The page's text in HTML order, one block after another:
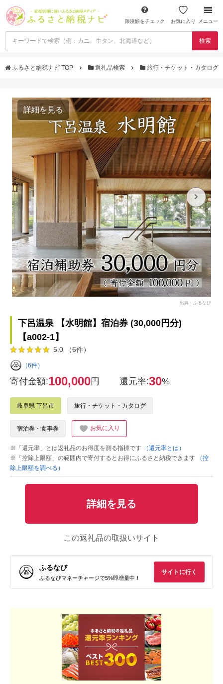
限度額をチェック お気に入り メニュー
検索
ふるさと納税ナビ TOP 返礼品検索 旅行・チケット・カタログ
詳細を見る
出典：ふるなび
下呂温泉 【水明館】宿泊券 (30,000円分)
【a002-1】
5.0 （6件）
（6件）
寄付金額:100,000円 還元率:30%
岐阜県 下呂市 旅行・チケット・カタログ
宿泊券・食事券 お気に入り
※「還元率」とは返礼品のお得度を測る指標です
（還元率とは）
※「控除上限額」の範囲内で寄付するとお得にふるさと納税できます
（控
除上限額を調べる）
詳細を見る
この返礼品の取扱いサイト
ふるなび
ふるなびマネーチャージで5%即増量中！
サイトに行く